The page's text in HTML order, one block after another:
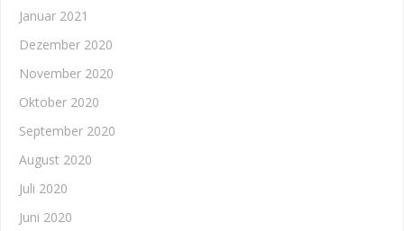
Januar 2021
Dezember 2020
November 2020
Oktober 2020
September 2020
August 2020
Juli 2020
Juni 2020